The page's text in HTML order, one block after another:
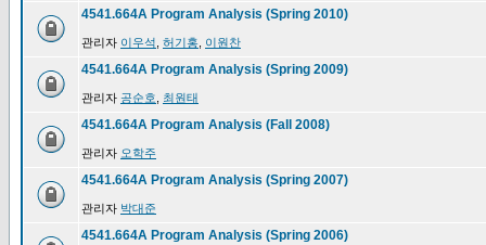
4541.664A Program Analysis (Spring 2010)
관리자 이우석 허기홍 이원찬
4541.664A Program Analysis (Spring 2009)
관리자 공순호 최원태
4541.664A Program Analysis (Fall 2008)
관리자 오학주
4541.664A Program Analysis (Spring 2007)
관리자 박대준
4541.664A Program Analysis (Spring 2006)